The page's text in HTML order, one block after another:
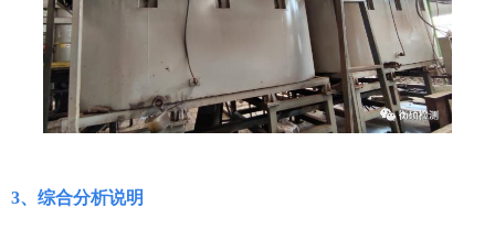
3、 综合分析说明